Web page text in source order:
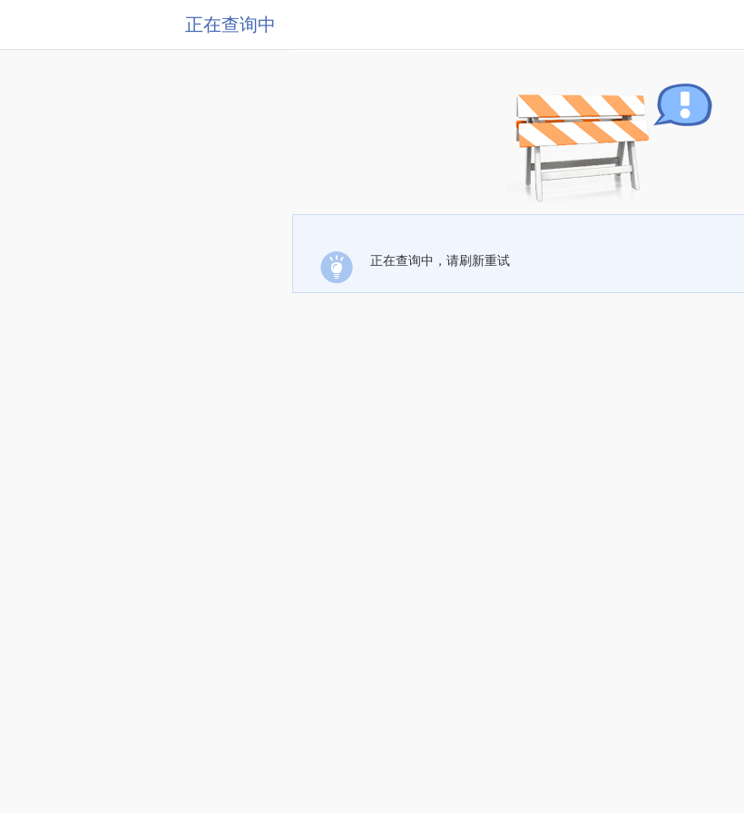
正在查询中
正在查询中，请刷新重试